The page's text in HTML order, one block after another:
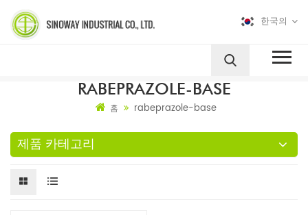
한국의
RABEPRAZOLE-BASE
홈 rabeprazole-base
제품 카테고리